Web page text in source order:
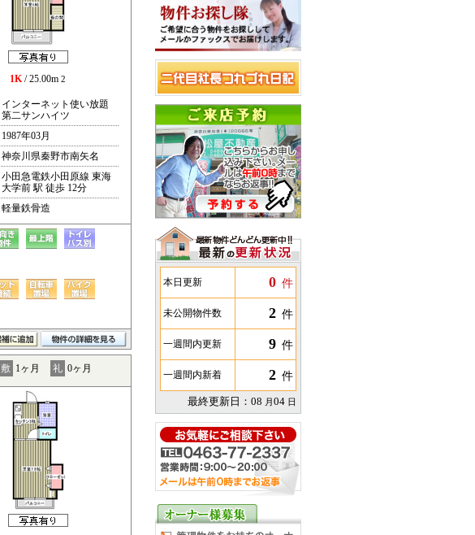
本日更新 0 件
未公開物件数 2 件
一週間内更新 9 件
一週間内新着 2 件
最終更新日：08 月04 日
1K/ 25.00m 2
インターネット使い放題
第二サンハイツ
1987年03月
神奈川県秦野市南矢名
小田急電鉄小田原線 東海
大学前 駅 徒歩 12分
軽量鉄骨造
敷 1ヶ月 礼 0ヶ月